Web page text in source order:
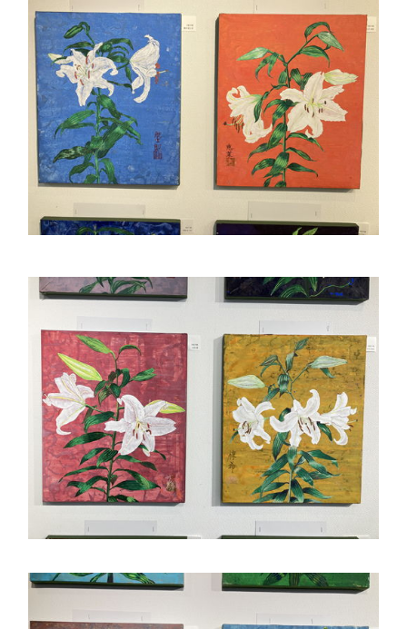
クラブ活動
MEIKEI ART GALLERY
留学制度
希望制海外研修制度